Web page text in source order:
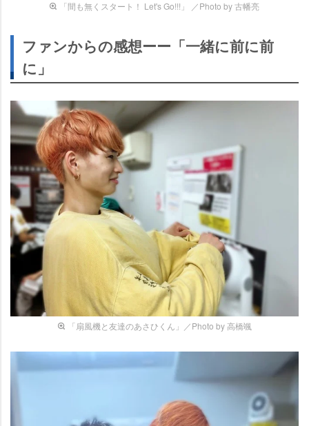
「間も無くスタート！ Let's Go!!!」 ／Photo by 古幡亮
ファンからの感想ーー「一緒に前に前
に」
「扇風機と友達のあさひくん」／Photo by 高橋颯